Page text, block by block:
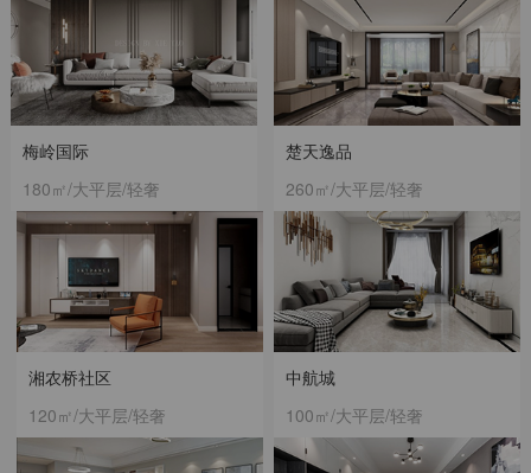
梅岭国际
180㎡/大平层/轻奢
楚天逸品
260㎡/大平层/轻奢
中航城
100㎡/大平层/轻奢
湘农桥社区
120㎡/大平层/轻奢